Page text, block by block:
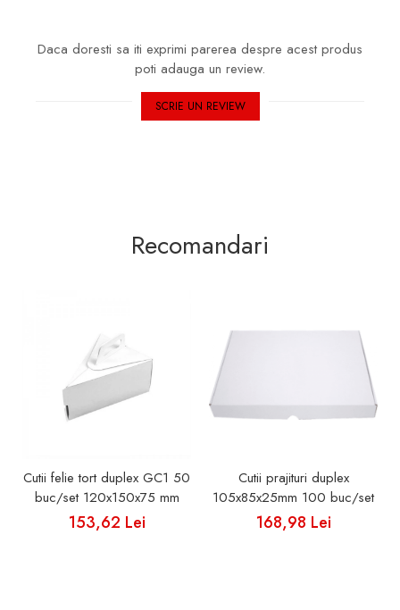
Daca doresti sa iti exprimi parerea despre acest produs
poti adauga un review.
SCRIE UN REVIEW
Recomandari
Cutii felie tort duplex GC1 50
buc/set 120x150x75 mm
153,62 Lei
Cutii prajituri duplex
105x85x25mm 100 buc/set
168,98 Lei